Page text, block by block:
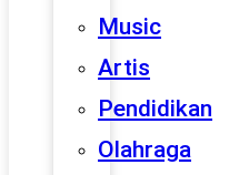
Music
Artis
Pendidikan
Olahraga